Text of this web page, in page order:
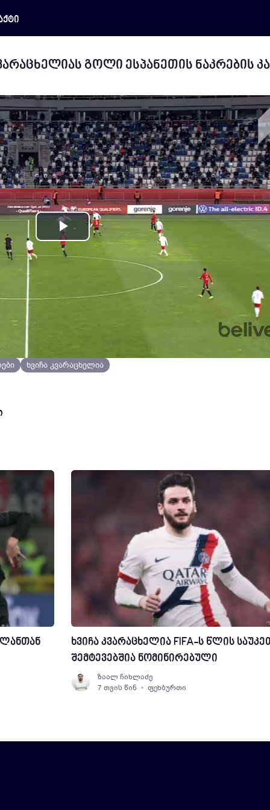
გოლი ესპანეთის ნაკრების
Play
ხვიჩა კვარაცხელია
ხვიჩა კვარაცხელია FIFA-ს წლის
შემტევებშია ნომინირებული
ზაალ ჩიხლაძე
7 თვის წინ
ფეხბურთი